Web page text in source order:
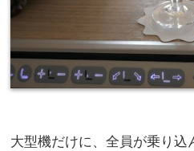
大型機だけに、全員が乗り込